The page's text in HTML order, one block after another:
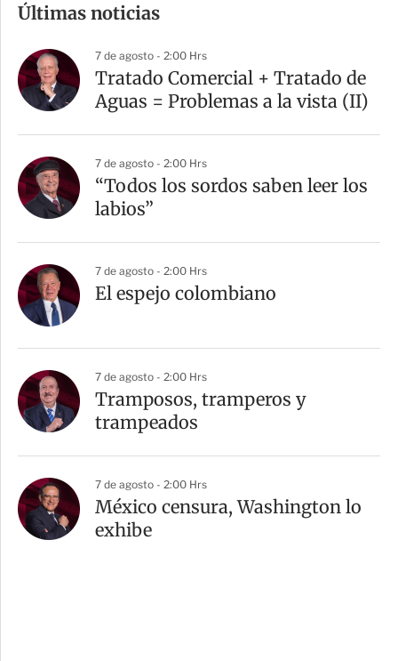
p
a
r
t
Últimas noticias
7 de agosto - 2:00 Hrs
Tratado Comercial + Tratado de
Aguas = Problemas a la vista (II)
7 de agosto - 2:00 Hrs
“Todos los sordos saben leer los
labios”
7 de agosto - 2:00 Hrs
El espejo colombiano
7 de agosto - 2:00 Hrs
Tramposos, tramperos y
trampeados
7 de agosto - 2:00 Hrs
México censura, Washington lo
exhibe